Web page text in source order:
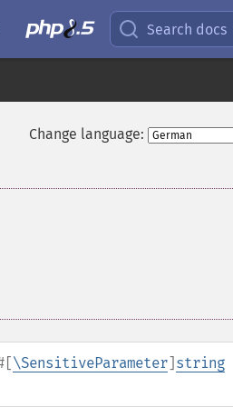
Search docs
Change language:
\SensitiveParameter] string